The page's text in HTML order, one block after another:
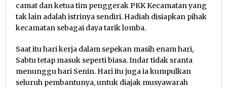
camat dan ketua tim penggerak PKK Kecamatan yang
tak lain adalah istrinya sendiri. Hadiah disiapkan pihak
kecamatan sebagai daya tarik lomba.
Saat itu hari kerja dalam sepekan masih enam hari,
Sabtu tetap masuk seperti biasa. Indar tidak sranta
menunggu hari Senin. Hari itu juga ia kumpulkan
seluruh pembantunya, untuk diajak musyawarah